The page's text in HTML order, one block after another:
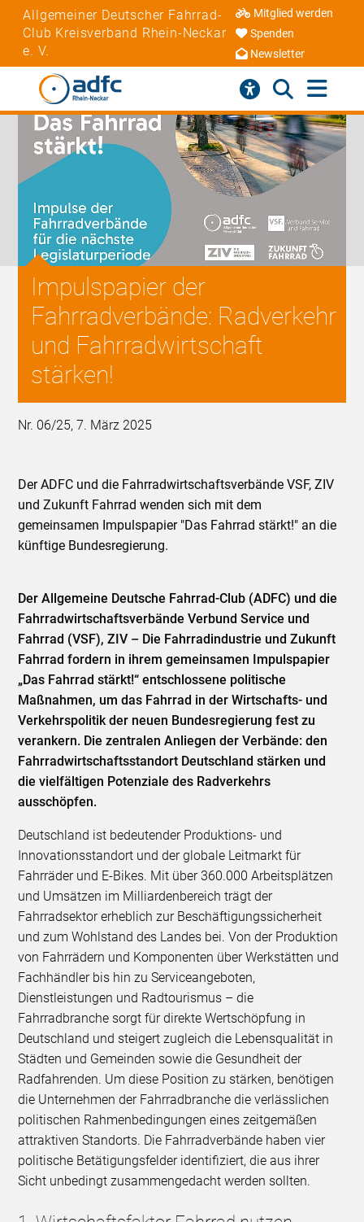
Allgemeiner Deutscher Fahrrad-
Club Kreisverband Rhein-Neckar
e. V.
Mitglied werden
Spenden
Newsletter
Impulspapier der
Fahrradverbände: Radverkehr
und Fahrradwirtschaft
stärken!
Nr. 06/25, 7. März 2025
Der ADFC und die Fahrradwirtschaftsverbände VSF, ZIV
und Zukunft Fahrrad wenden sich mit dem
gemeinsamen Impulspapier "Das Fahrrad stärkt!" an die
künftige Bundesregierung.
Der Allgemeine Deutsche Fahrrad-Club (ADFC) und die
Fahrradwirtschaftsverbände Verbund Service und
Fahrrad (VSF), ZIV – Die Fahrradindustrie und Zukunft
Fahrrad fordern in ihrem gemeinsamen Impulspapier
„Das Fahrrad stärkt!“ entschlossene politische
Maßnahmen, um das Fahrrad in der Wirtschafts- und
Verkehrspolitik der neuen Bundesregierung fest zu
verankern. Die zentralen Anliegen der Verbände: den
Fahrradwirtschaftsstandort Deutschland stärken und
die vielfältigen Potenziale des Radverkehrs
ausschöpfen.
Deutschland ist bedeutender Produktions- und
Innovationsstandort und der globale Leitmarkt für
Fahrräder und E-Bikes. Mit über 360.000 Arbeitsplätzen
und Umsätzen im Milliardenbereich trägt der
Fahrradsektor erheblich zur Beschäftigungssicherheit
und zum Wohlstand des Landes bei. Von der Produktion
von Fahrrädern und Komponenten über Werkstätten und
Fachhändler bis hin zu Serviceangeboten,
Dienstleistungen und Radtourismus – die
Fahrradbranche sorgt für direkte Wertschöpfung in
Deutschland und steigert zugleich die Lebensqualität in
Städten und Gemeinden sowie die Gesundheit der
Radfahrenden. Um diese Position zu stärken, benötigen
die Unternehmen der Fahrradbranche die verlässlichen
politischen Rahmenbedingungen eines zeitgemäßen
attraktiven Standorts. Die Fahrradverbände haben vier
politische Betätigungsfelder identifiziert, die aus ihrer
Sicht unbedingt zusammengedacht werden sollten.